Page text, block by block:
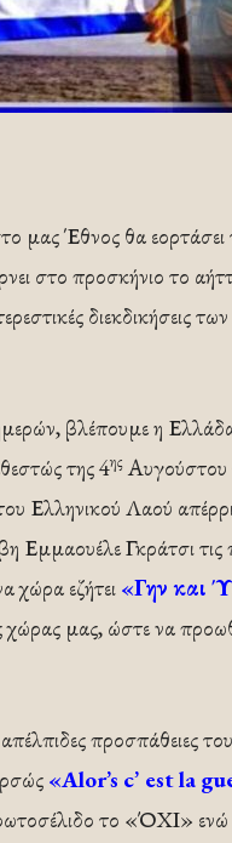
μας Έθνος θα εορτάσει
στο προσκήνιο το
διεκδικήσεις
βλέπουμε η Ελλάδα
της 4ης Αυγούστου
Ελληνικού Λαού
Εμμαουέλε Γκράτσι τις
χώρα εζήτει «Γην και
μας, ώστε να
προσπάθειες
«Alor’s c’ estla
το «ΌΧΙ»